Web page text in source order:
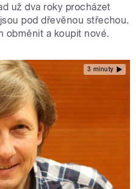
už dva roky procházet
pod dřevěnou střechou.
obměnit a koupit nové.
3 minuty